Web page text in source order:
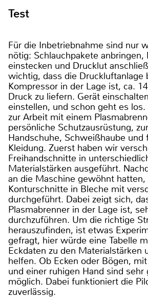
Test
Für die Inbetriebnahme sind nur
nötig: Schlauchpakete anbringen,
einstecken und Drucklut
wichtig, dass die Druckluftanlage
Kompressor in der Lage ist, ca.
Druck zu liefern. Gerät
einstellen, und schon geht es
zur Arbeit mit einem
persönliche Schutzausrüstung,
Handschuhe, Schweißhaube und
Kleidung. Zuerst haben wir
Freihandschnitte in
Materialstärken ausgeführt.
an die Maschine gewöhnt
Konturschnitte in Bleche mit
durchgeführt. Dabei zeigt sich,
Plasmabrenner in der Lage ist,
durchzuführen. Um die richtige
herauszufinden, ist etwas
gefragt, hier würde eine Tabelle
Eckdaten zu den Materialstärken
helfen. Ob Ecken oder Bögen,
und einer ruhigen Hand sind sehr
möglich. Dabei funktioniert die
zuverlässig.